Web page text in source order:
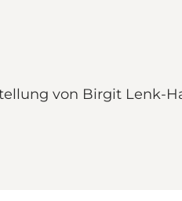
von Birgit Lenk-